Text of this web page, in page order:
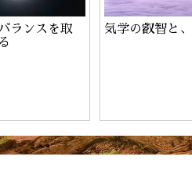
ランスを取
気学の叡智と